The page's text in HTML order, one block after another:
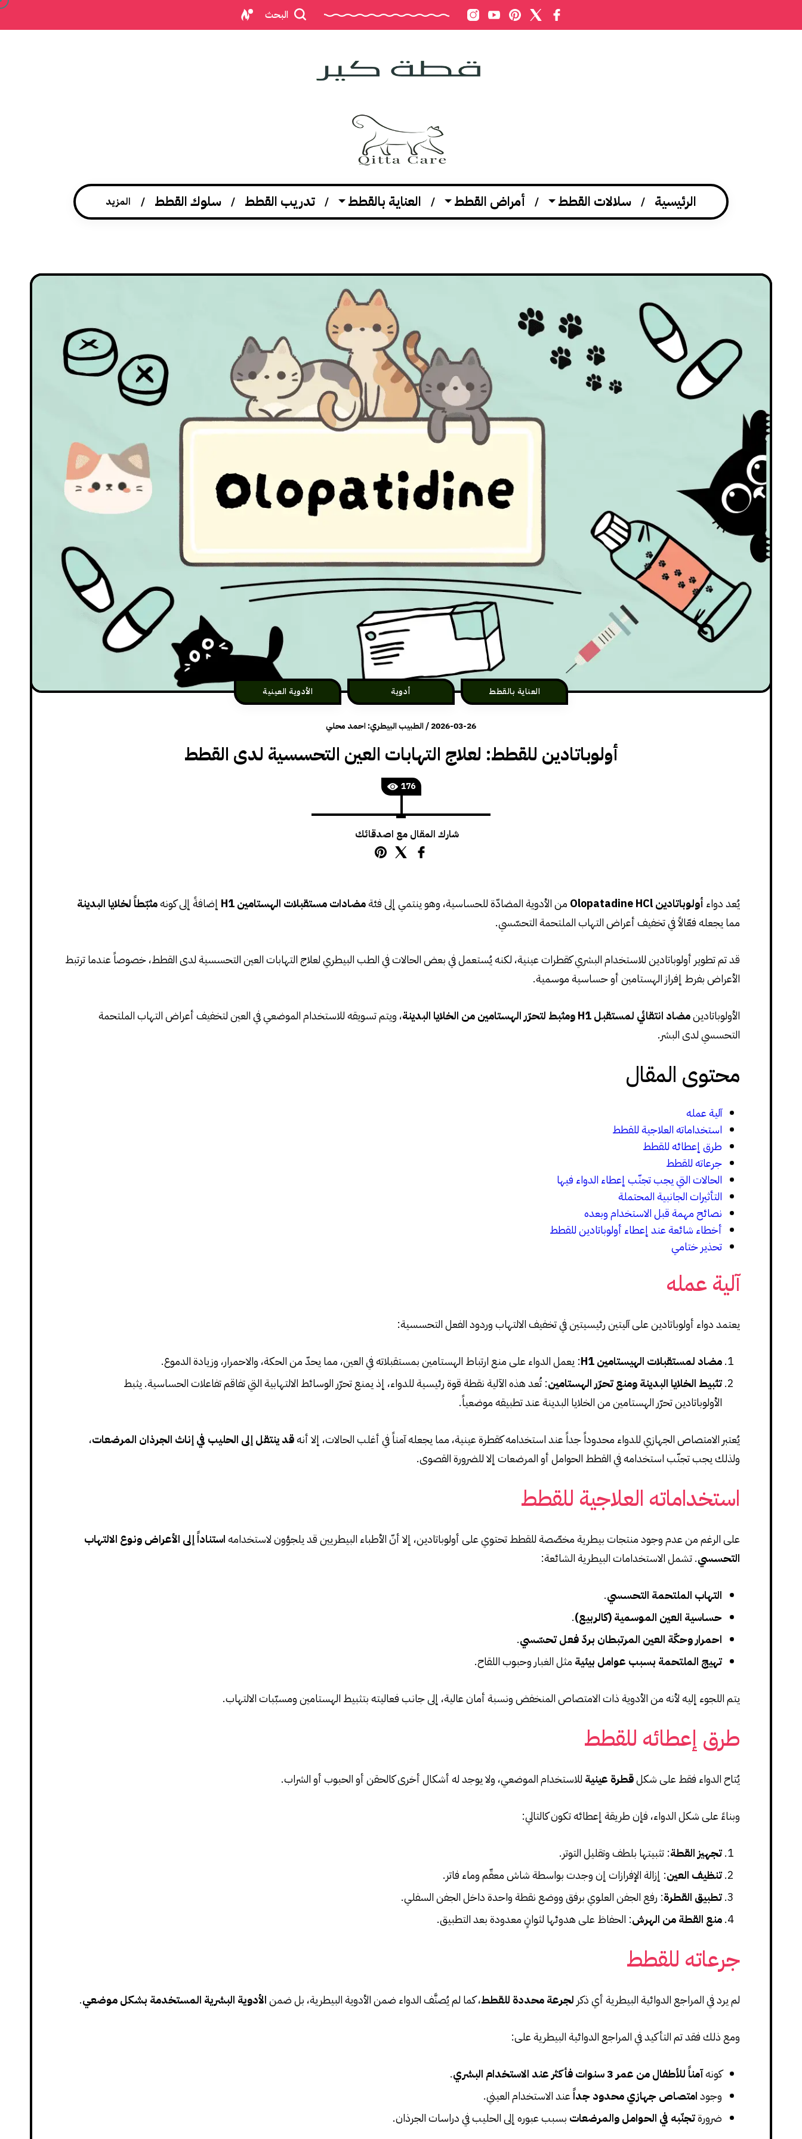
البحث
الرئيسية سلالات القطط أمراض القطط العناية بالقطط تدريب القطط سلوك القطط المزيد
العناية بالقطط أدوية الأدوية العينية
2026-03-26
/الطبيب البيطري: احمد محلي
أولوباتادين للقطط: لعلاج التهابات العين التحسسية لدى القطط
176
شارك المقال مع اصدقائك
يُعد دواء أولوباتادين Olopatadine HCl من الأدوية المضادّة للحساسية، وهو ينتمي إلى فئةمضادات مستقبلات الهستامين H1 إضافةً إلى كونهمثبّطاً لخلايا البدينة
مما يجعله فعّالاً في تخفيف أعراض التهاب الملتحمة التحسّسي.
قد تم تطوير أولوباتادين للاستخدام البشري كقطرات عينية، لكنه يُستعمل في بعض الحالات في الطب البيطري لعلاج التهابات العين التحسسية لدى القطط، خصوصاً عندما ترتبط
الأعراض بفرط إفراز الهستامين أو حساسية موسمية.
الأولوباتادينمضاد انتقائي لمستقبل H1 ومثبط لتحرّر الهستامين من الخلايا البدينة
، ويتم تسويقه للاستخدام الموضعي في العين لتخفيف أعراض التهاب الملتحمة
التحسسي لدى البشر.
محتوى المقال
آلية عمله
استخداماته العلاجية للقطط
طرق إعطائه للقطط
جرعاته للقطط
الحالات التي يجب تجنّب إعطاء الدواء فيها
التأثيرات الجانبية المحتملة
نصائح مهمة قبل الاستخدام وبعده
أخطاء شائعة عند إعطاء أولوباتادين للقطط
تحذير ختامي
آلية عمله
يعتمد دواء أولوباتادين على آليتين رئيسيتين في تخفيف الالتهاب وردود الفعل التحسسية:
مضاد لمستقبلات الهيستامين H1
: يعمل الدواء على منع ارتباط الهستامين بمستقبلاته في العين، مما يحدّ من الحكة، والاحمرار، وزيادة الدموع.
تثبيط الخلايا البدينة ومنع تحرّر الهستامين: تُعد هذه الآلية نقطة قوة رئيسية للدواء، إذ يمنع تحرّر الوسائط الالتهابية التي تفاقم تفاعلات الحساسية. يثبط
الأولوباتادين تحرّر الهستامين من الخلايا البدينة عند تطبيقه موضعياً.
يُعتبر الامتصاص الجهازي للدواء محدوداً جداً عند استخدامه كقطرة عينية، مما يجعله آمناً في أغلب الحالات، إلا أنهقد ينتقل إلى الحليب في إناث الجرذان المرضعات،
ولذلك يجب تجنّب استخدامه في القطط الحوامل أو المرضعات إلا للضرورة القصوى.
استخداماته العلاجية للقطط
على الرغم من عدم وجود منتجات بيطرية مخصّصة للقطط تحتوي على أولوباتادين، إلا أنّ الأطباء البيطريين قد يلجؤون لاستخدامهاستناداً إلى الأعراض ونوع الالتهاب
التحسسي. تشمل الاستخدامات البيطرية الشائعة:
التهاب الملتحمة التحسسي.
حساسية العين الموسمية (كالربيع).
احمرار وحكّة العين المرتبطان بردّ فعل تحسّسي.
تهيج الملتحمة بسبب عوامل بيئية مثل الغبار وحبوب اللقاح.
يتم اللجوء إليه لأنه من الأدوية ذات الامتصاص المنخفض ونسبة أمان عالية، إلى جانب فعاليته بتثبيط الهستامين ومسبّبات الالتهاب.
طرق إعطائه للقطط
يُتاح الدواء فقط على شكلقطرة عينية للاستخدام الموضعي، ولا يوجد له أشكال أخرى كالحقن أو الحبوب أو الشراب.
وبناءً على شكل الدواء، فإن طريقة إعطائه تكون كالتالي:
تجهيز القطة: تثبيتها بلطف وتقليل التوتر.
تنظيف العين: إزالة الإفرازات إن وجدت بواسطة شاش معقّم وماء فاتر.
تطبيق القطرة: رفع الجفن العلوي برفق ووضع نقطة واحدة داخل الجفن السفلي.
منع القطة من الهرش: الحفاظ على هدوئها لثوانٍ معدودة بعد التطبيق.
جرعاته للقطط
لم يرد في المراجع الدوائية البيطرية أي ذكر لجرعة محددة للقطط، كما لم يُصنَّف الدواء ضمن الأدوية البيطرية، بل ضمنالأدوية البشرية المستخدمة بشكل موضعي.
ومع ذلك فقد تم التأكيد في المراجع الدوائية البيطرية على:
كونهآمناً للأطفال من عمر 3 سنوات فأكثر عند الاستخدام البشري
.
وجودامتصاص جهازي محدود جداًعند الاستخدام العيني.
ضرورةتجنّبه في الحوامل والمرضعات بسبب عبوره إلى الحليب في دراسات الجرذان.